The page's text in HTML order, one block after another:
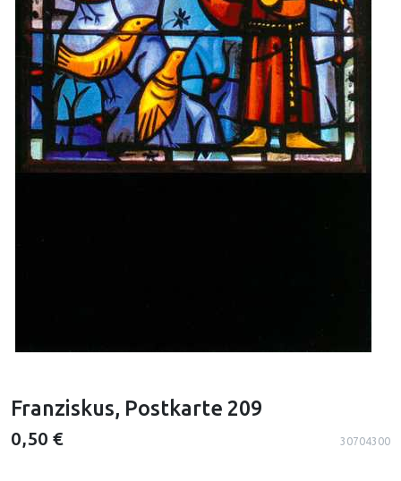
Franziskus, Postkarte 209
0,50 € 30704300